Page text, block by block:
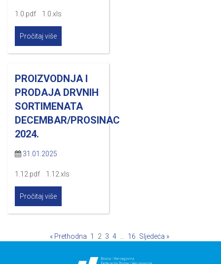
1.0.pdf 1.0.xls
Pročitaj više
PROIZVODNJA I
PRODAJA DRVNIH
SORTIMENATA
DECEMBAR/PROSINAC
2024.
31.01.2025
1.12.pdf 1.12.xls
Pročitaj više
« Prethodna 1 2 3 4 16 Sljedeća »